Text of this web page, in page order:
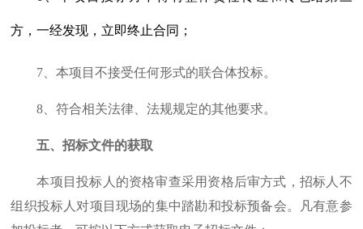
方，一经发现，立即终止合同；
7 、本项目不接受任何形式的联合体投标。
8 、符合相关法律、法规规定的其他要求。
五、招标文件的获取
本项目投标人的资格审查采用资格后审方式，招标人不
组织投标人对项目现场的集中踏勘和投标预备会。凡有意参